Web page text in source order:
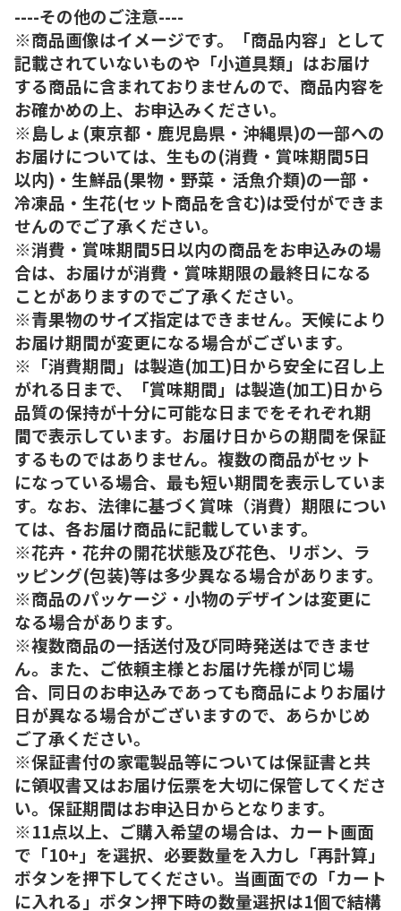
----その他のご注意----
※商品画像はイメージです。「商品内容」として
記載されていないものや「小道具類」はお届け
する商品に含まれておりませんので、商品内容を
お確かめの上、お申込みください。
※島しょ(東京都・鹿児島県・沖縄県)の一部への
お届けについては、生もの(消費・賞味期間5日
以内)・生鮮品(果物・野菜・活魚介類)の一部・
冷凍品・生花(セット商品を含む)は受付ができま
せんのでご了承ください。
※消費・賞味期間5日以内の商品をお申込みの場
合は、お届けが消費・賞味期限の最終日になる
ことがありますのでご了承ください。
※青果物のサイズ指定はできません。天候により
お届け期間が変更になる場合がございます。
※「消費期間」は製造(加工)日から安全に召し上
がれる日まで、「賞味期間」は製造(加工)日から
品質の保持が十分に可能な日までをそれぞれ期
間で表示しています。お届け日からの期間を保証
するものではありません。複数の商品がセット
になっている場合、最も短い期間を表示していま
す。なお、法律に基づく賞味（消費）期限につい
ては、各お届け商品に記載しています。
※花卉・花弁の開花状態及び花色、リボン、ラ
ッピング(包装)等は多少異なる場合があります。
※商品のパッケージ・小物のデザインは変更に
なる場合があります。
※複数商品の一括送付及び同時発送はできませ
ん。また、ご依頼主様とお届け先様が同じ場
合、同日のお申込みであっても商品によりお届け
日が異なる場合がございますので、あらかじめ
ご了承ください。
※保証書付の家電製品等については保証書と共
に領収書又はお届け伝票を大切に保管してくださ
い。保証期間はお申込日からとなります。
※11点以上、ご購入希望の場合は、カート画面
で「10+」を選択、必要数量を入力し「再計算」
ボタンを押下してください。当画面での「カート
に入れる」ボタン押下時の数量選択は1個で結構